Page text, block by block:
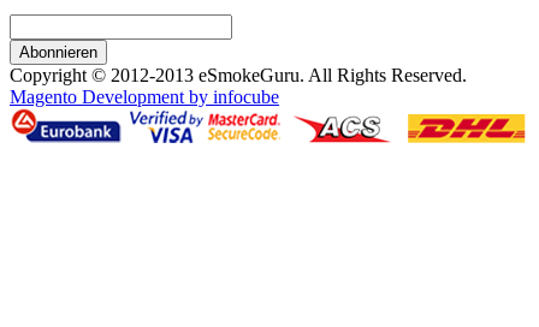
Abonnieren
Copyright © 2012-2013 eSmokeGuru. All Rights Reserved.
Magento Development by infocube